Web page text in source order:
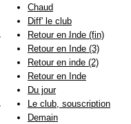
Chaud
Diff' le club
Retour en Inde (fin)
Retour en Inde (3)
Retour en inde (2)
Retour en Inde
Du jour
Le club, souscription
Demain